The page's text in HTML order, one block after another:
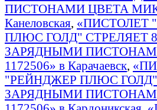
ПИСТОНАМИ ЦВЕТА МИКС
Канеловская, «ПИСТОЛЕТ
ПЛЮС ГОЛД" СТРЕЛЯЕТ
ЗАРЯДНЫМИ
1172506» в Карачаевск,
"РЕЙНДЖЕР ПЛЮС
ЗАРЯДНЫМИ